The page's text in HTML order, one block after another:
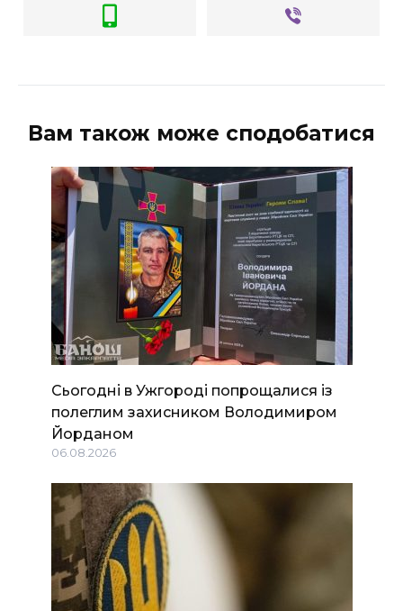
Вам також може сподобатися
Сьогодні в Ужгороді попрощалися із
полеглим захисником Володимиром
Йорданом
06.08.2026